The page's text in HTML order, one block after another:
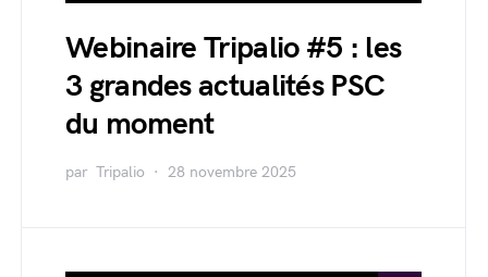
Webinaire Tripalio #5 : les
3 grandes actualités PSC
du moment
par Tripalio 28 novembre 2025